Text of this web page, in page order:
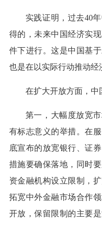
实践证明，过去40
得的，未来中国经济实
件下进行。这是中国基
也是在以实际行动推动经
在扩大开放方面，中
第一，大幅度放宽
有标志意义的举措。在
底宣布的放宽银行、证
措施要确保落地，同时
资金融机构设立限制，
拓宽中外金融市场合作
开放，保留限制的主要